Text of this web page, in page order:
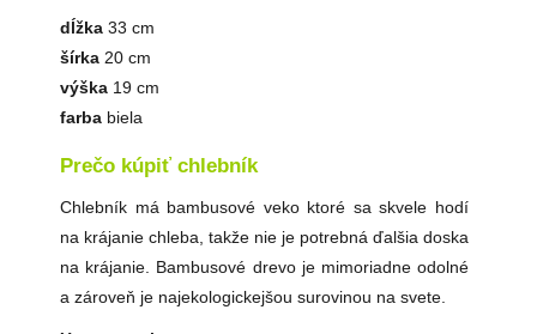
dĺžka 33 cm
šírka 20 cm
výška 19 cm
farba biela
Prečo kúpiť chlebník
Chlebník má bambusové veko ktoré sa skvele hodí
na krájanie chleba, takže nie je potrebná ďalšia doska
na krájanie. Bambusové drevo je mimoriadne odolné
a zároveň je najekologickejšou surovinou na svete.